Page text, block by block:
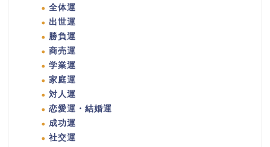
全体運
出世運
勝負運
商売運
学業運
家庭運
対人運
恋愛運・結婚運
成功運
社交運